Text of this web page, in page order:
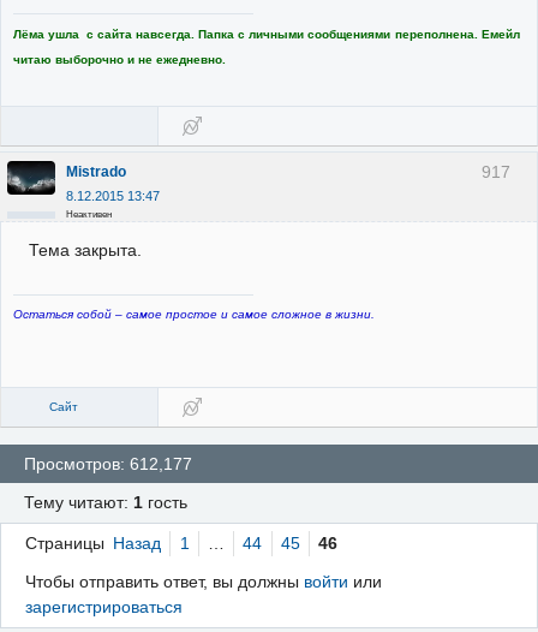
Лёма ушла с сайта навсегда. Папка с личными сообщениями переполнена. Емейл
читаю выборочно и не ежедневно.
917
Mistrado
8.12.2015 13:47
Неактивен
Тема закрыта.
Остаться собой – самое простое и самое сложное в жизни.
Сайт
Просмотров: 612,177
Тему читают: 1 гость
Страницы Назад 1 44 45 46
Чтобы отправить ответ, вы должны войти или
зарегистрироваться